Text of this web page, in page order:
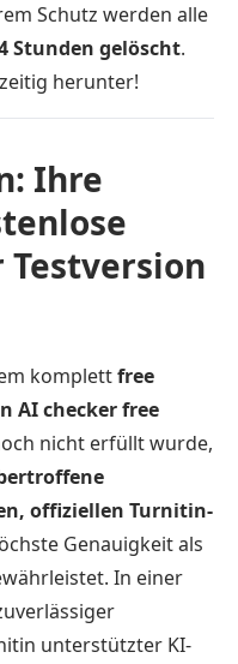
Schutz werden alle
Stunden gelöscht.
herunter!
Ihre
komplettfree
AI checker free
nicht erfüllt wurde,
offiziellen Turnitin-
Genauigkeit als
In einer
unterstützter KI-